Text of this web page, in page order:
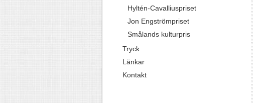
Hyltén-Cavalliuspriset
Jon Engströmpriset
Smålands kulturpris
Tryck
Länkar
Kontakt